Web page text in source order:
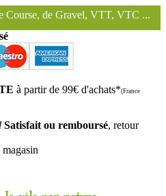
VTT, VTC ...
Nous conservons et
à partir de 99€ d'achats*(France
Satisfait ou remboursé, retour